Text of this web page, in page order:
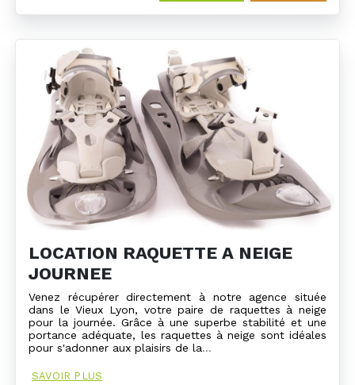
LOCATION RAQUETTE A NEIGE
JOURNEE
Venez récupérer directement à notre agence située
dans le Vieux Lyon, votre paire de raquettes à neige
pour la journée. Grâce à une superbe stabilité et une
portance adéquate, les raquettes à neige sont idéales
pour s'adonner aux plaisirs de la…
SAVOIR PLUS